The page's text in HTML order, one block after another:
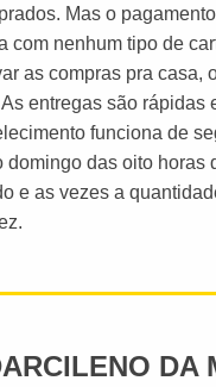
Mas o
com nenhum tipo de
as compras pra casa,
entregas são rápidas
funciona de
domingo das oito horas
e as vezes a
DA